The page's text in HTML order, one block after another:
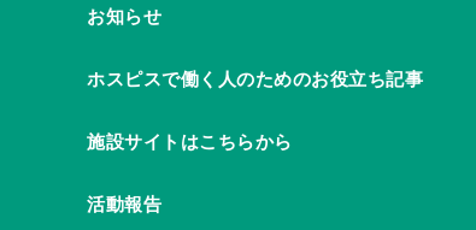
お知らせ
ホスピスで働く人のためのお役立ち記事
施設サイトはこちらから
活動報告